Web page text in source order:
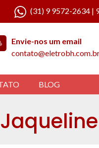
(31) 9 9572-2634 |
Envie-nos um email
BLOG